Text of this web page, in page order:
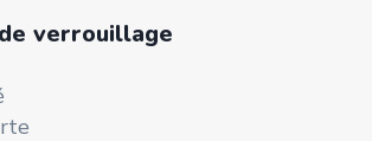
verrouillage